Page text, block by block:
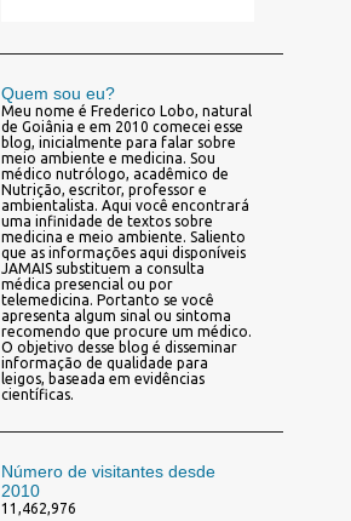
Quem sou eu?
Meu nome é Frederico Lobo, natural
de Goiânia e em 2010 comecei esse
blog, inicialmente para falar sobre
meio ambiente e medicina. Sou
médico nutrólogo, acadêmico de
Nutrição, escritor, professor e
ambientalista. Aqui você encontrará
uma infinidade de textos sobre
medicina e meio ambiente. Saliento
que as informações aqui disponíveis
JAMAIS substituem a consulta
médica presencial ou por
telemedicina. Portanto se você
apresenta algum sinal ou sintoma
recomendo que procure um médico.
O objetivo desse blog é disseminar
informação de qualidade para
leigos, baseada em evidências
científicas.
Número de visitantes desde
2010
11,462,976